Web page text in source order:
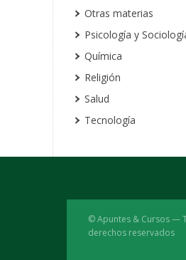
Otras materias
Psicología y
Química
Religión
Salud
Tecnología
© Apuntes & Cursos —
derechos reservados